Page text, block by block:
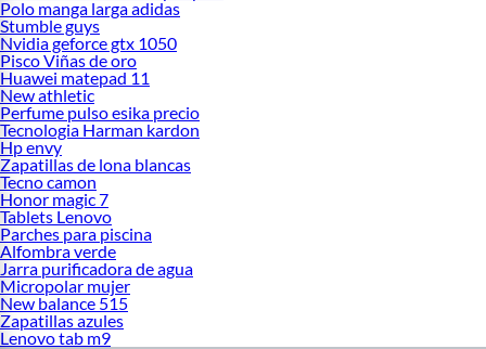
Polo manga larga adidas
Stumble guys
Nvidia geforce gtx 1050
Pisco Viñas de oro
Huawei matepad 11
New athletic
Perfume pulso esika precio
Tecnologia Harman kardon
Hp envy
Zapatillas de lona blancas
Tecno camon
Honor magic 7
Tablets Lenovo
Parches para piscina
Alfombra verde
Jarra purificadora de agua
Micropolar mujer
New balance 515
Zapatillas azules
Lenovo tab m9